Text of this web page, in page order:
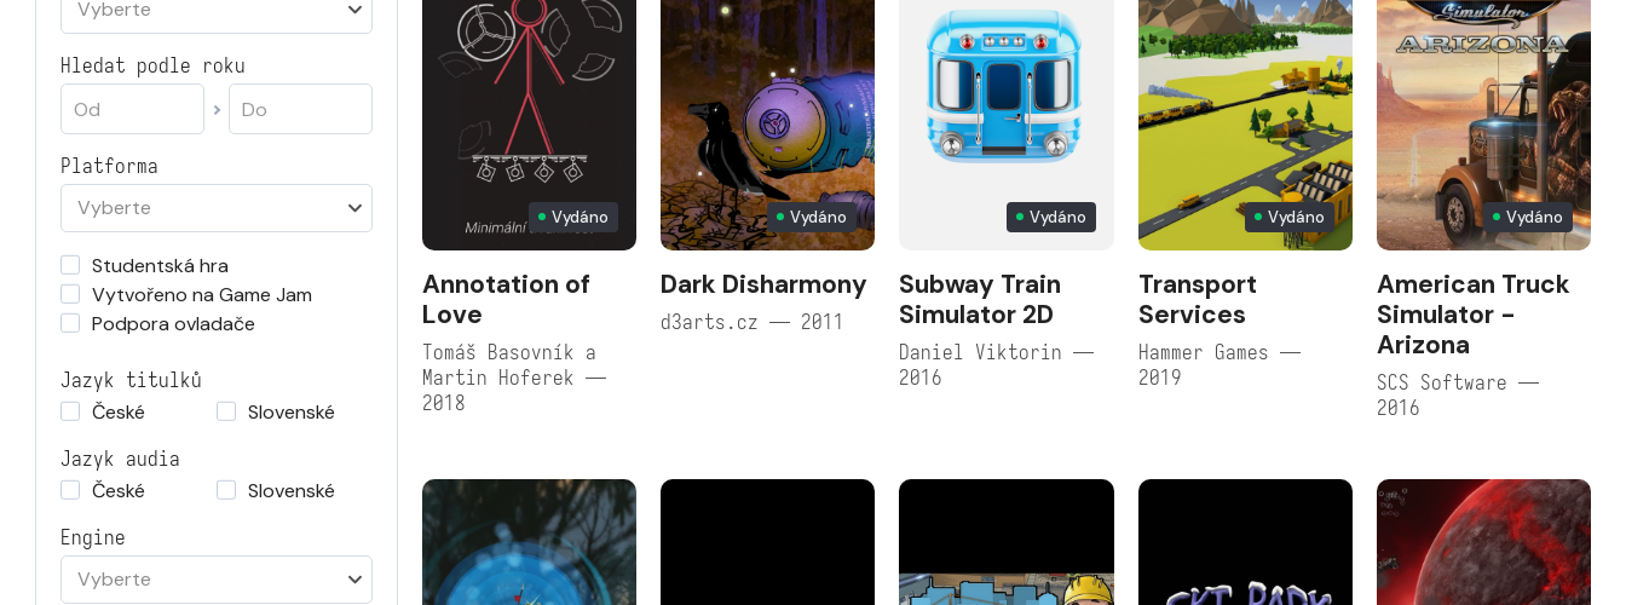
Vyberte
Hledat podle roku
Platforma
Vyberte
Studentská hra
Vytvořeno na Game Jam
Podpora ovladače
Jazyk titulků
České
Slovenské
Jazyk audia
České
Slovenské
Engine
Vyberte
Vydáno
Annotation of
Love
Tomáš Basovník a
Martin Hoferek —
2018
Vydáno
Dark Disharmony
d3arts.cz — 2011
Vydáno
Subway Train
Simulator 2D
Daniel Viktorin —
2016
Vydáno
Transport
Services
Hammer Games —
2019
Vydáno
American Truck
Simulator -
Arizona
SCS Software —
2016